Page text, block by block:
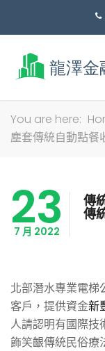
You are here:
塵套傳統自動點餐
23
7 月 2022
傳
傳
北部潛水專業電梯
客戶，提供資金新
人請認明有國際技
飾笑齦傳統民俗療